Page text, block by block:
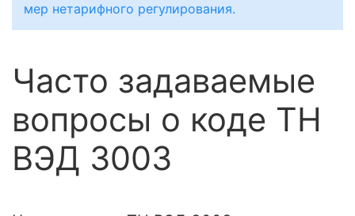
мер нетарифного регулирования.
Часто задаваемые
вопросы о коде ТН
ВЭД 3003